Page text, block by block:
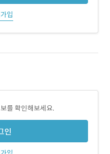
입
를 확인해보세요.
인